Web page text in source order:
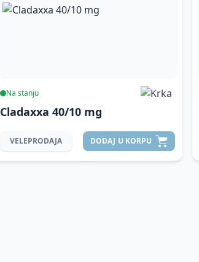
Na stanju
Cladaxxa 40/10 mg
VELEPRODAJA DODAJ U KORPU